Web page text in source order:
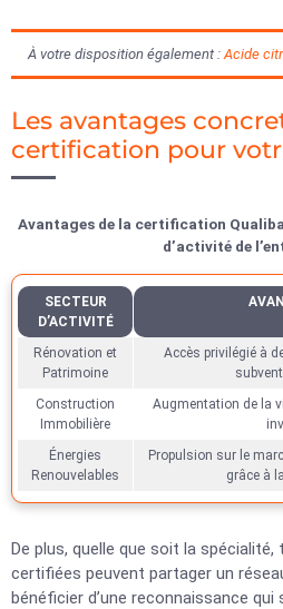
À votre disposition également :Acide
Les avantages
certification pour
Avantages de la certification
d’activité de
SECTEUR
D’ACTIVITÉ
Rénovation et
Patrimoine
Accès privilégié à
Construction
Immobilière
Augmentation de la
Énergies
Renouvelables
Propulsion sur le
grâce à
De plus, quelle que soit la
certifiées peuvent partager un
bénéficier d’une reconnaissance